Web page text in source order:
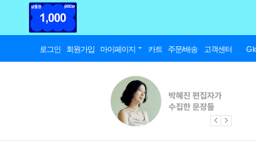
로그인 회원가입 마이페이지 카트 주문/배송 고객센터